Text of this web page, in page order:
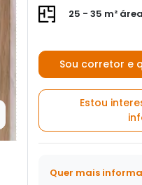
25 - 35 m²
Sou corretor e
Estou
Quer mais